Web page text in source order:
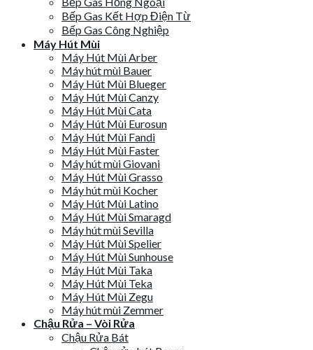
Bếp Gas Kết Hợp Điện Từ
Bếp Gas Công Nghiệp
Máy Hút Mùi
Máy Hút Mùi Arber
Máy hút mùi Bauer
Máy Hút Mùi Blueger
Máy Hút Mùi Canzy
Máy Hút Mùi Cata
Máy Hút Mùi Eurosun
Máy Hút Mùi Fandi
Máy Hút Mùi Faster
Máy hút mùi Giovani
Máy Hút Mùi Grasso
Máy hút mùi Kocher
Máy Hút Mùi Latino
Máy Hút Mùi Smaragd
Máy hút mùi Sevilla
Máy Hút Mùi Spelier
Máy Hút Mùi Sunhouse
Máy Hút Mùi Taka
Máy Hút Mùi Teka
Máy Hút Mùi Zegu
Máy hút mùi Zemmer
Chậu Rửa – Vòi Rửa
Chậu Rửa Bát